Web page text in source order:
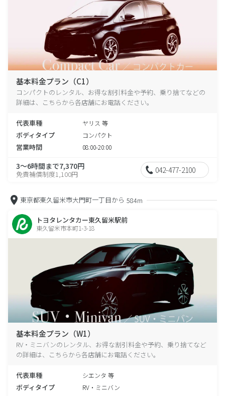
基本料金プラン（C1）
コンパクトのレンタル、お得な割引料金や予約、乗り捨てなどの
詳細は、こちらから各店舗にお電話ください。
代表車種 ヤリス 等
ボディタイプ コンパクト
営業時間 08:00-20:00
3～6時間まで7,370円
免責補償制度1,100円 042-477-2100
東京都東久留米市大門町一丁目から 584m
トヨタレンタカー東久留米駅前
東久留米市本町1-3-18
基本料金プラン（W1）
RV・ミニバンのレンタル、お得な割引料金や予約、乗り捨てなど
の詳細は、こちらから各店舗にお電話ください。
代表車種 シエンタ 等
ボディタイプ RV・ミニバン